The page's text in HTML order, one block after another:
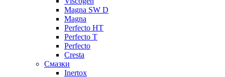
Magna SW D
Magna
Perfecto HT
Perfecto T
Perfecto
Cresta
Смазки
Inertox